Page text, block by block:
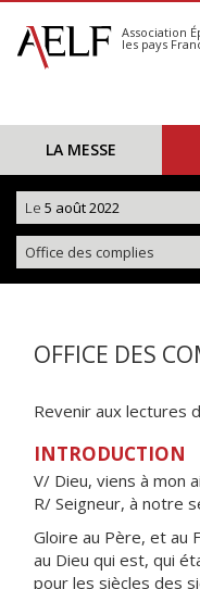
S'abonner
Calendrier
Association
les pays
LA MESSE
Le 5 août 2022
Office des complies
OFFICE DES
Revenir aux lectures
INTRODUCTION
V/ Dieu, viens à mon
R/ Seigneur, à notre
Gloire au Père, et au
au Dieu qui est, qui
pour les siècles des